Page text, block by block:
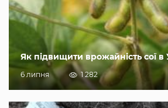
Як підвищити врожайність сої в
6 липня 1 282